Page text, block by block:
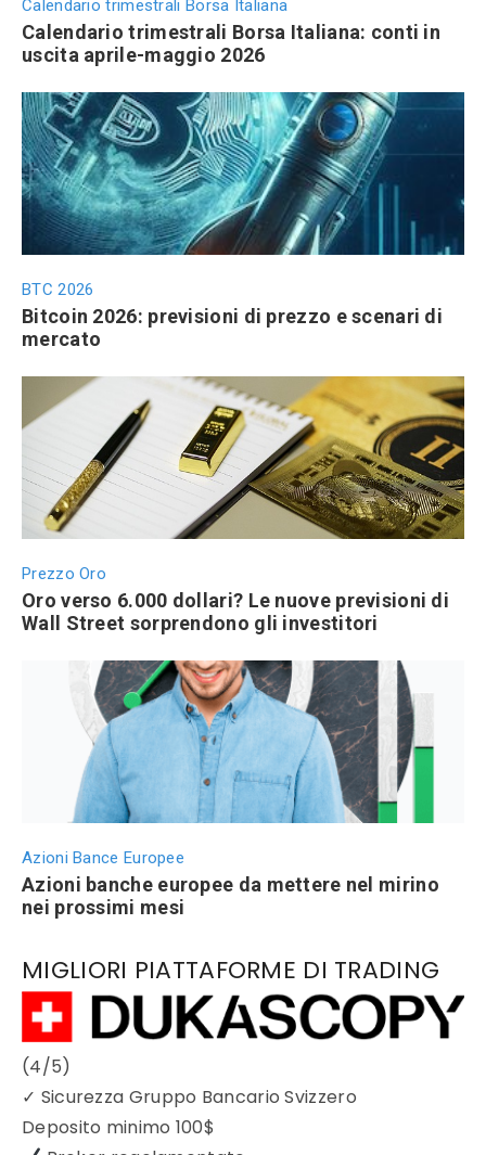
Calendario trimestrali Borsa Italiana
Calendario trimestrali Borsa Italiana: conti in
uscita aprile-maggio 2026
BTC 2026
Bitcoin 2026: previsioni di prezzo e scenari di
mercato
Prezzo Oro
Oro verso 6.000 dollari? Le nuove previsioni di
Wall Street sorprendono gli investitori
Azioni Bance Europee
Azioni banche europee da mettere nel mirino
nei prossimi mesi
MIGLIORI PIATTAFORME DI TRADING
(4/5)
✓ Sicurezza Gruppo Bancario Svizzero
Deposito minimo 100$